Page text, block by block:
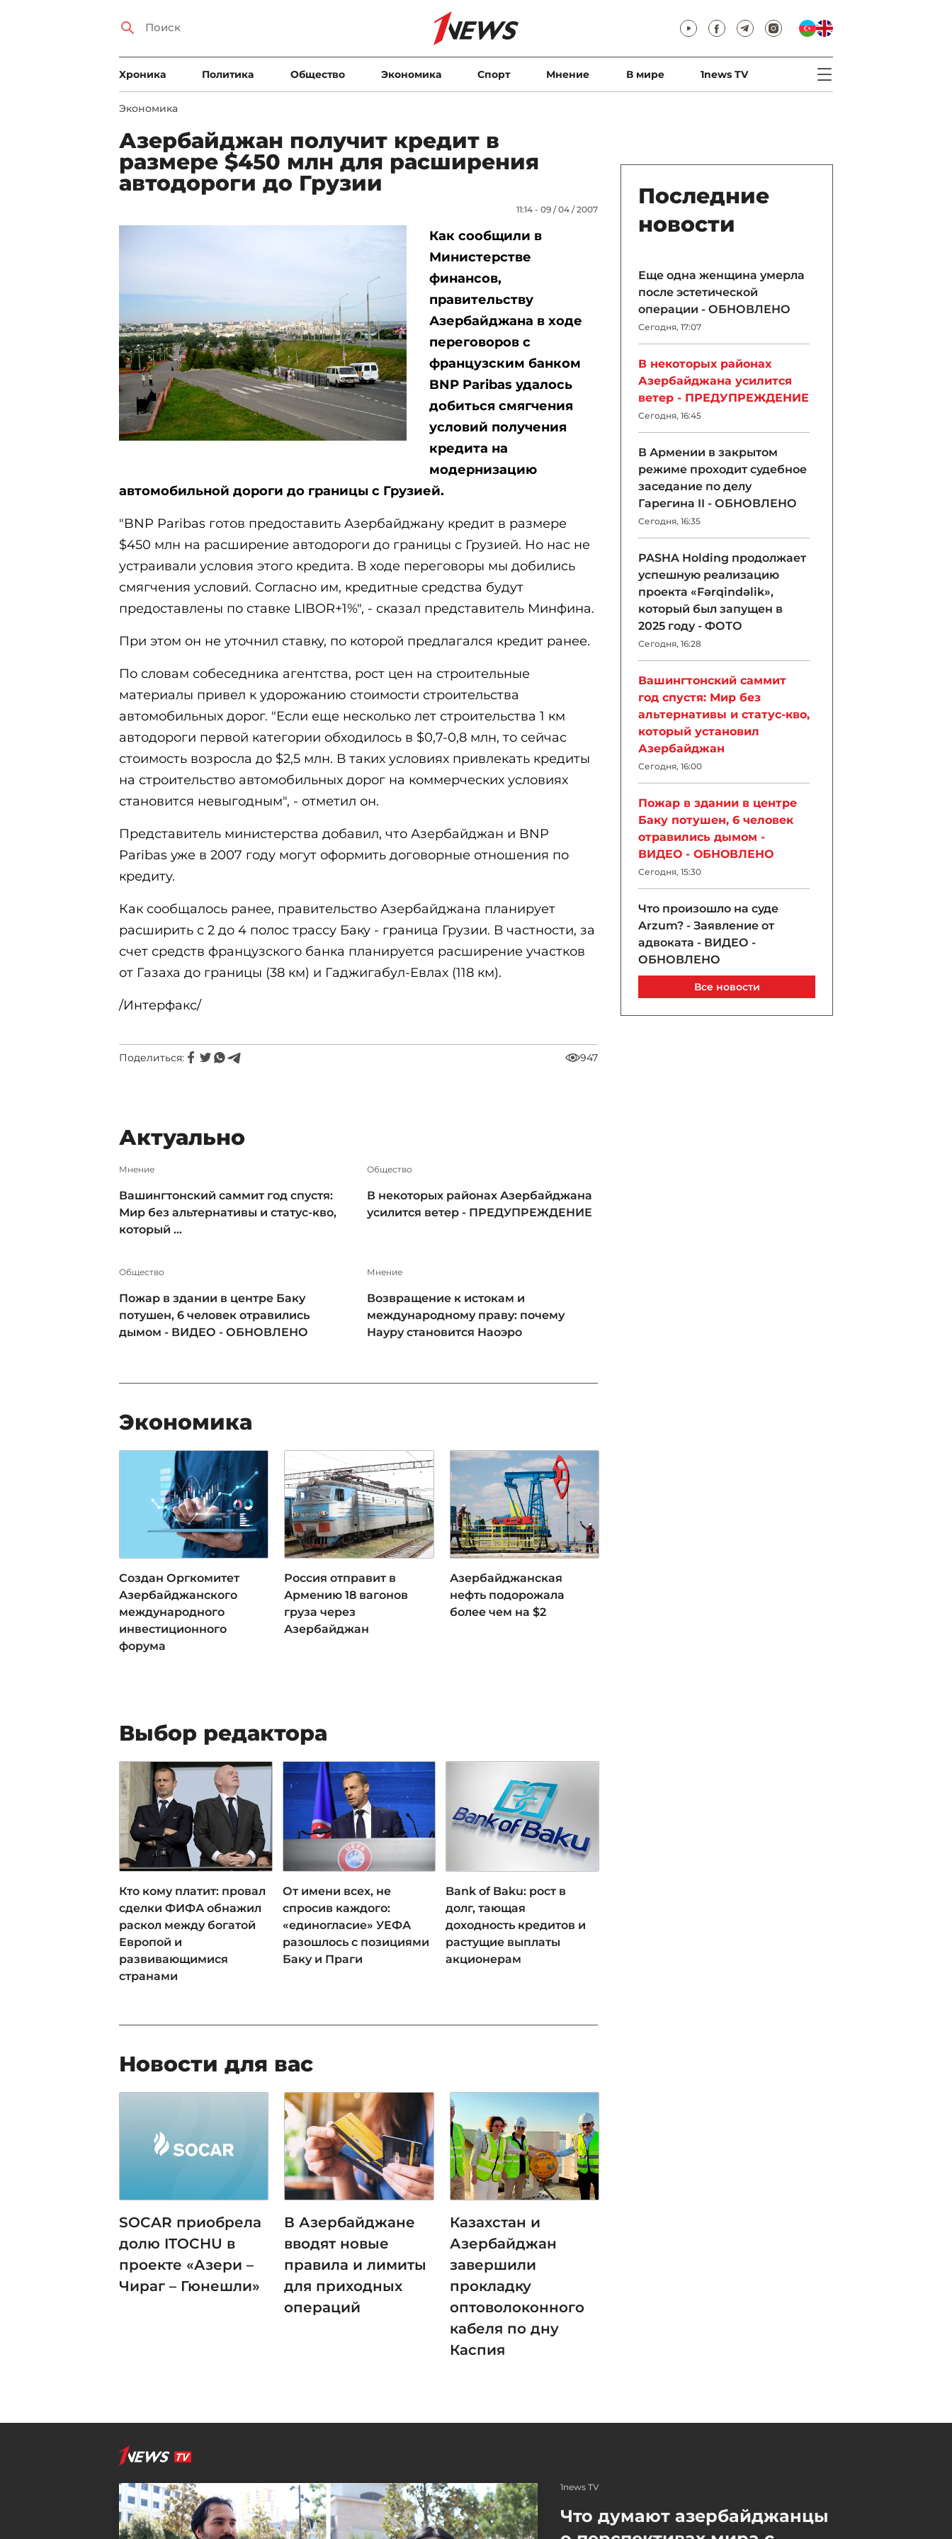
Xроника Политика Общество Экономика Спорт Мнение В мире 1news TV
Экономика
Азербайджан получит кредит в
размере $450 млн для расширения
автодороги до Грузии
11:14 - 09 / 04 / 2007
Как сообщили в
Министерстве
финансов,
правительству
Азербайджана в ходе
переговоров с
французским банком
BNP Paribas удалось
добиться смягчения
условий получения
кредита на
модернизацию
автомобильной дороги до границы с Грузией.
"BNP Paribas готов предоставить Азербайджану кредит в размере
$450 млн на расширение автодороги до границы с Грузией. Но нас не
устраивали условия этого кредита. В ходе переговоры мы добились
смягчения условий. Согласно им, кредитные средства будут
предоставлены по ставке LIBOR+1%", - сказал представитель Минфина.
При этом он не уточнил ставку, по которой предлагался кредит ранее.
По словам собеседника агентства, рост цен на строительные
материалы привел к удорожанию стоимости строительства
автомобильных дорог. "Если еще несколько лет строительства 1 км
автодороги первой категории обходилось в $0,7-0,8 млн, то сейчас
стоимость возросла до $2,5 млн. В таких условиях привлекать кредиты
на строительство автомобильных дорог на коммерческих условиях
становится невыгодным", - отметил он.
Представитель министерства добавил, что Азербайджан и BNP
Paribas уже в 2007 году могут оформить договорные отношения по
кредиту.
Как сообщалось ранее, правительство Азербайджана планирует
расширить с 2 до 4 полос трассу Баку - граница Грузии. В частности, за
счет средств французского банка планируется расширение участков
от Газаха до границы (38 км) и Гаджигабул-Евлах (118 км).
/Интерфакс/
Поделиться: 947
Актуально
Мнение
Вашингтонский саммит год спустя:
Мир без альтернативы и статус-кво,
который ...
Общество
В некоторых районах Азербайджана
усилится ветер - ПРЕДУПРЕЖДЕНИЕ
Общество
Пожар в здании в центре Баку
потушен, 6 человек отравились
дымом - ВИДЕО - ОБНОВЛЕНО
Мнение
Возвращение к истокам и
международному праву: почему
Науру становится Наоэро
Экономика
Создан Оргкомитет
Азербайджанского
международного
инвестиционного
форума
Россия отправит в
Армению 18 вагонов
груза через
Азербайджан
Азербайджанская
нефть подорожала
более чем на $2
Выбор редактора
Кто кому платит: провал
сделки ФИФА обнажил
раскол между богатой
Европой и
развивающимися
странами
От имени всех, не
спросив каждого:
«единогласие» УЕФА
разошлось с позициями
Баку и Праги
Bank of Baku: рост в
долг, тающая
доходность кредитов и
растущие выплаты
акционерам
Новости для вас
SOCAR приобрела
долю ITOCHU в
проекте «Азери –
Чираг – Гюнешли»
В Азербайджане
вводят новые
правила и лимиты
для приходных
операций
Казахстан и
Азербайджан
завершили
прокладку
оптоволоконного
кабеля по дну
Каспия
Последние
новости
Еще одна женщина умерла
после эстетической
операции - ОБНОВЛЕНО
Сегодня, 17:07
В некоторых районах
Азербайджана усилится
ветер - ПРЕДУПРЕЖДЕНИЕ
Сегодня, 16:45
В Армении в закрытом
режиме проходит судебное
заседание по делу
Гарегина II - ОБНОВЛЕНО
Сегодня, 16:35
PASHA Holding продолжает
успешную реализацию
проекта «Fərqindəlik»,
который был запущен в
2025 году - ФОТО
Сегодня, 16:28
Вашингтонский саммит
год спустя: Мир без
альтернативы и статус-кво,
который установил
Азербайджан
Сегодня, 16:00
Пожар в здании в центре
Баку потушен, 6 человек
отравились дымом -
ВИДЕО - ОБНОВЛЕНО
Сегодня, 15:30
Что произошло на суде
Arzum? - Заявление от
адвоката - ВИДЕО -
ОБНОВЛЕНО
Сегодня, 15:22
Саудовская Аравия, Турция
Все новости
1news TV
Что думают азербайджанцы